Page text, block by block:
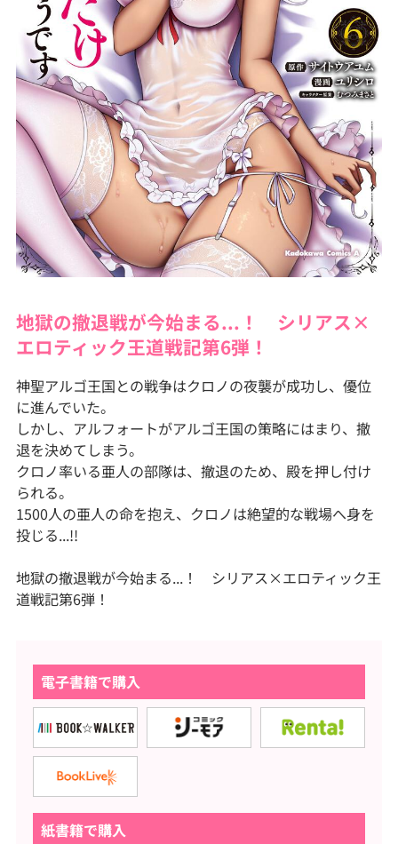
地獄の撤退戦が今始まる...！ シリアス×
エロティック王道戦記第6弾！
神聖アルゴ王国との戦争はクロノの夜襲が成功し、優位
に進んでいた。
しかし、アルフォートがアルゴ王国の策略にはまり、撤
退を決めてしまう。
クロノ率いる亜人の部隊は、撤退のため、殿を押し付け
られる。
1500人の亜人の命を抱え、クロノは絶望的な戦場へ身を
投じる...!!
地獄の撤退戦が今始まる...！ シリアス×エロティック王
道戦記第6弾！
電子書籍で購入
紙書籍で購入